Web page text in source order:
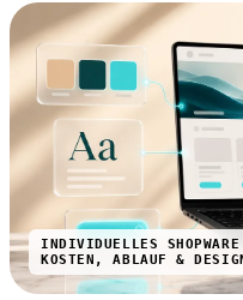
INDIVIDUELLES
KOSTEN, ABLAUF &